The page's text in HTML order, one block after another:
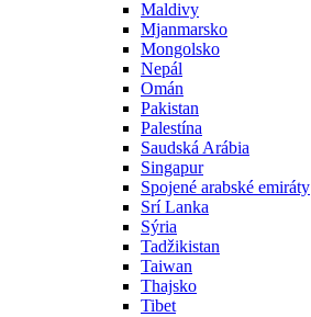
Maldivy
Mjanmarsko
Mongolsko
Nepál
Omán
Pakistan
Palestína
Saudská Arábia
Singapur
Spojené arabské emiráty
Srí Lanka
Sýria
Tadžikistan
Taiwan
Thajsko
Tibet